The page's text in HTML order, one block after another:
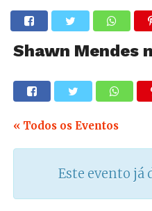
Shawn Mendes
« Todos os Eventos
Este evento já